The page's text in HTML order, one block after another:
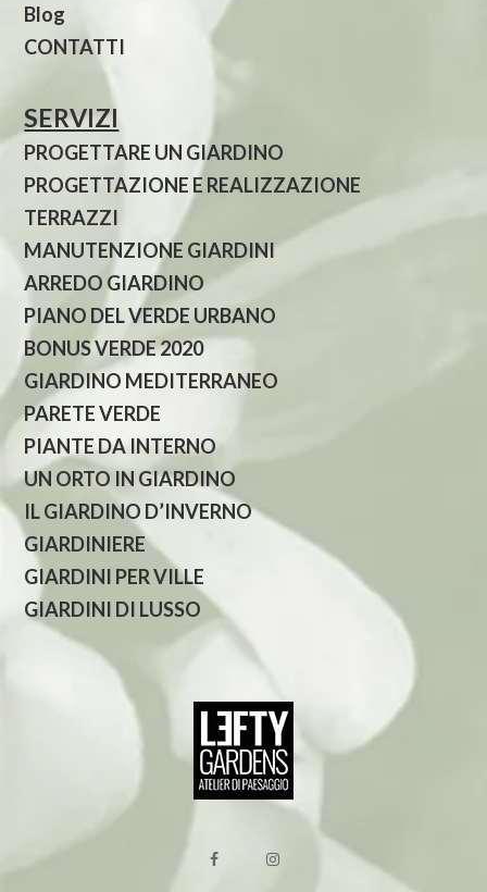
Blog
CONTATTI
SERVIZI
PROGETTARE UN GIARDINO
PROGETTAZIONE E REALIZZAZIONE
TERRAZZI
MANUTENZIONE GIARDINI
ARREDO GIARDINO
PIANO DEL VERDE URBANO
BONUS VERDE 2020
GIARDINO MEDITERRANEO
PARETE VERDE
PIANTE DA INTERNO
UN ORTO IN GIARDINO
IL GIARDINO D’INVERNO
GIARDINIERE
GIARDINI PER VILLE
GIARDINI DI LUSSO